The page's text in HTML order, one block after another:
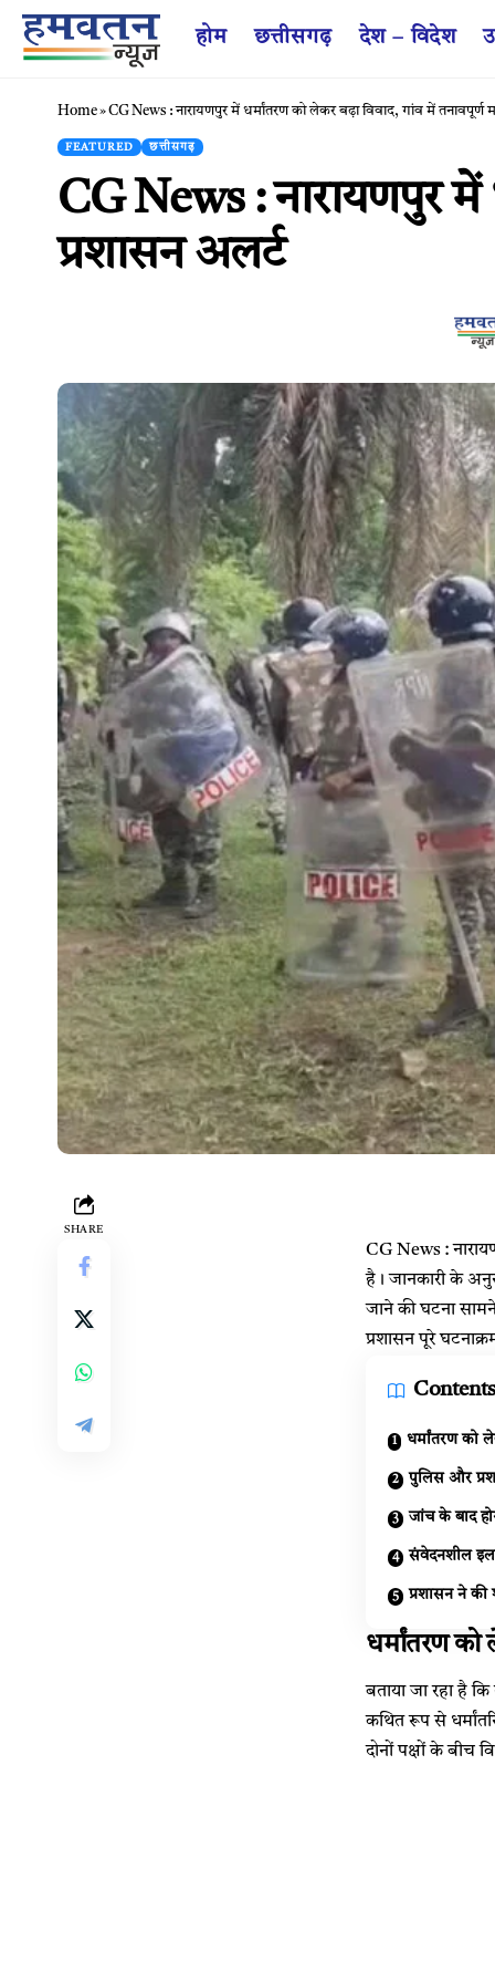
होम छत्तीसगढ़ देश – विदेश
Home»CG News : नारायणपुर में धर्मांतरण को लेकर बढ़ा विवाद, गांव में तनावपूर्ण
FEATURED छत्तीसगढ़
CG News : नारायणपुर में
प्रशासन अलर्ट
SHARE
CG News :
है। जानकारी के
जाने की घटना
प्रशासन पूरे
Contents
धर्मांतरण को
पुलिस और
जांच के बाद
संवेदनशील
प्रशासन ने की
धर्मांतरण को
बताया जा रहा है
कथित रूप से
दोनों पक्षों के बीच